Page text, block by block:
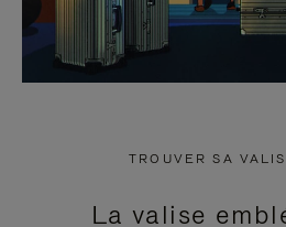
TROUVER SA
La valise